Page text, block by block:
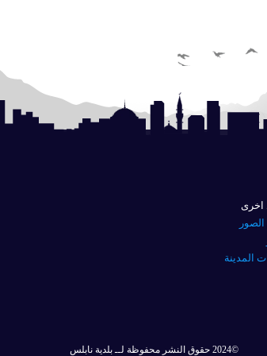
اخرى
الصور
المدينة
©2024 حقوق النشر محفوظة لــ بلدية نابلس